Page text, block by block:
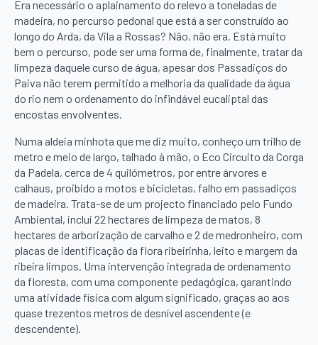
Era necessário o aplainamento do relevo a toneladas de
madeira, no percurso pedonal que está a ser construído ao
longo do Arda, da Vila a Rossas? Não, não era. Está muito
bem o percurso, pode ser uma forma de, finalmente, tratar da
limpeza daquele curso de água, apesar dos Passadiços do
Paiva não terem permitido a melhoria da qualidade da água
do rio nem o ordenamento do infindável eucaliptal das
encostas envolventes.
Numa aldeia minhota que me diz muito, conheço um trilho de
metro e meio de largo, talhado à mão, o Eco Circuito da Corga
da Padela, cerca de 4 quilómetros, por entre árvores e
calhaus, proibido a motos e bicicletas, falho em passadiços
de madeira. Trata-se de um projecto financiado pelo Fundo
Ambiental, inclui 22 hectares de limpeza de matos, 8
hectares de arborização de carvalho e 2 de medronheiro, com
placas de identificação da flora ribeirinha, leito e margem da
ribeira limpos. Uma intervenção integrada de ordenamento
da floresta, com uma componente pedagógica, garantindo
uma atividade física com algum significado, graças ao aos
quase trezentos metros de desnível ascendente (e
descendente).